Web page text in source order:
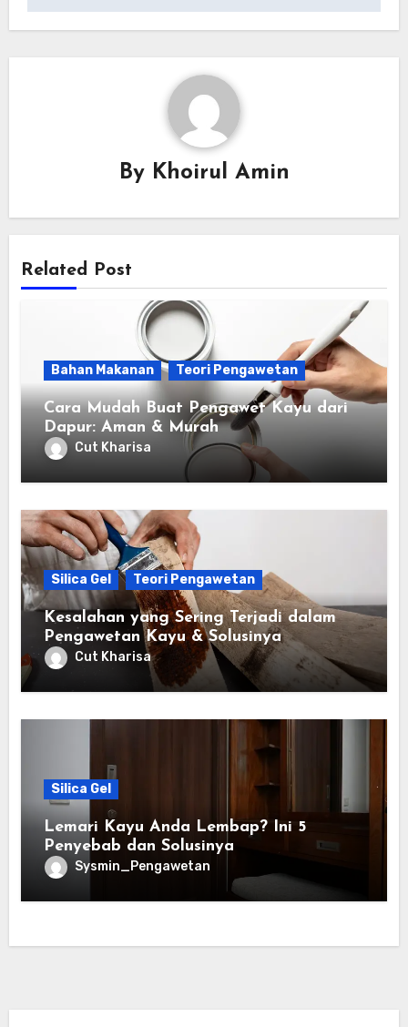
By Khoirul Amin
Related Post
Bahan Makanan Teori Pengawetan
Cara Mudah Buat Pengawet Kayu dari
Dapur: Aman & Murah
Cut Kharisa
Silica Gel Teori Pengawetan
Kesalahan yang Sering Terjadi dalam
Pengawetan Kayu & Solusinya
Cut Kharisa
Silica Gel
Lemari Kayu Anda Lembap? Ini 5
Penyebab dan Solusinya
Sysmin_Pengawetan